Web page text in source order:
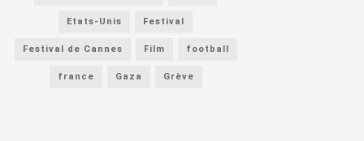
Etats-Unis Festival
Festival de Cannes Film football
france Gaza Grève